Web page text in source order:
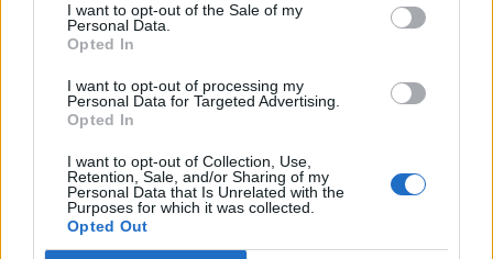
I want to opt-out of the Sale of my
Personal Data.
Opted In
I want to opt-out of processing my
Personal Data for Targeted Advertising.
Opted In
I want to opt-out of Collection, Use,
Retention, Sale, and/or Sharing of my
Personal Data that Is Unrelated with the
Purposes for which it was collected.
Opted Out